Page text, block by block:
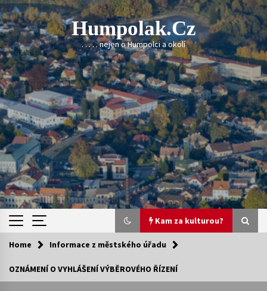
Skip
to
content
Humpolak.cz
. . . . . nejen o Humpolci a okolí
Kam za kulturou?
Kam za kulturou?
Home Informace z městského úřadu
OZNÁMENÍ O VYHLÁŠENÍ VÝBĚROVÉHO ŘÍZENÍ